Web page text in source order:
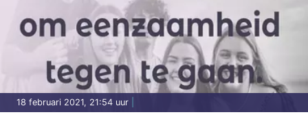
18 februari 2021, 21:54 uur